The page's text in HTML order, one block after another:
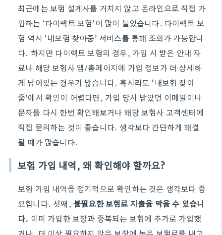
최근에는 보험 설계사를 거치지 않고 온라인으로 직접 가
입하는 ‘다이렉트 보험’이 많이 늘었습니다. 다이렉트 보
험 역시 ‘내보험 찾아줌’ 서비스를 통해 조회가 가능합니
다. 하지만 다이렉트 보험의 경우, 가입 시 받은 안내 자
료나 해당 보험사 앱/홈페이지에 가입 정보가 더 상세하
게 남아있는 경우가 많습니다. 혹시라도 ‘내보험 찾아
줌’에서 확인이 어렵다면, 가입 당시 받았던 이메일이나
문자를 다시 한번 확인해보거나 해당 보험사 고객센터에
직접 문의하는 것이 좋습니다. 생각보다 간단하게 해결
될 때가 많습니다.
보험 가입 내역, 왜 확인해야 할까요?
보험 가입 내역을 정기적으로 확인하는 것은 생각보다 중
요합니다. 첫째, 불필요한 보험료 지출을 막을 수 있습니
다. 이미 가입한 보장과 중복되는 보험에 추가로 가입했